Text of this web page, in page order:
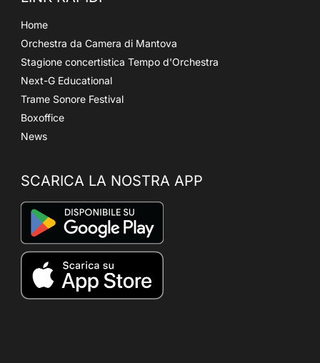
Home
Orchestra da Camera di Mantova
Stagione concertistica Tempo d'Orchestra
Next-G Educational
Trame Sonore Festival
Boxoffice
News
SCARICA LA NOSTRA APP